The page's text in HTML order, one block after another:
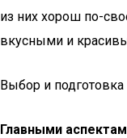
из них хорош по-
вкусными и
Выбор и
Главными